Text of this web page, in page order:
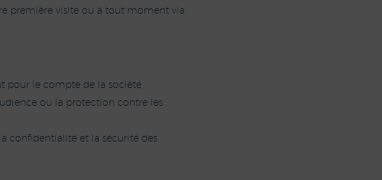
première visite ou à tout moment via
pour le compte de la société,
ou la protection contre les
confidentialité et la sécurité des